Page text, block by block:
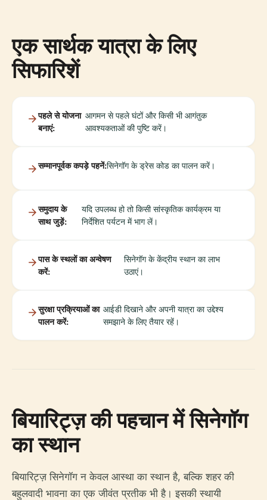
एक सार्थक यात्रा के लिए
सिफारिशें
पहले से योजना
बनाएं:
आगमन से पहले घंटों और किसी भी आगंतुक
आवश्यकताओं की पुष्टि करें।
सम्मानपूर्वक कपड़े पहनें:सिनेगॉग के ड्रेस कोड का पालन करें।
समुदाय के
साथ जुड़ें:
यदि उपलब्ध हो तो किसी सांस्कृतिक कार्यक्रम या
निर्देशित पर्यटन में भाग लें।
पास के स्थलों का अन्वेषण
करें:
सिनेगॉग के केंद्रीय स्थान का लाभ
उठाएं।
सुरक्षा प्रक्रियाओं का
पालन करें:
आईडी दिखाने और अपनी यात्रा का उद्देश्य
समझाने के लिए तैयार रहें।
बियारिट्ज़ की पहचान में सिनेगॉग
का स्थान
बियारिट्ज़ सिनेगॉग न केवल आस्था का स्थान है, बल्कि शहर की
बहुलवादी भावना का एक जीवंत प्रतीक भी है। इसकी स्थायी